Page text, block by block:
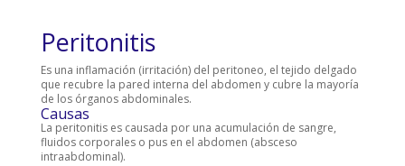
Peritonitis
Es una inflamación (irritación) del peritoneo, el tejido delgado
que recubre la pared interna del abdomen y cubre la mayoría
de los órganos abdominales.
Causas
La peritonitis es causada por una acumulación de sangre,
fluidos corporales o pus en el abdomen (absceso
intraabdominal).